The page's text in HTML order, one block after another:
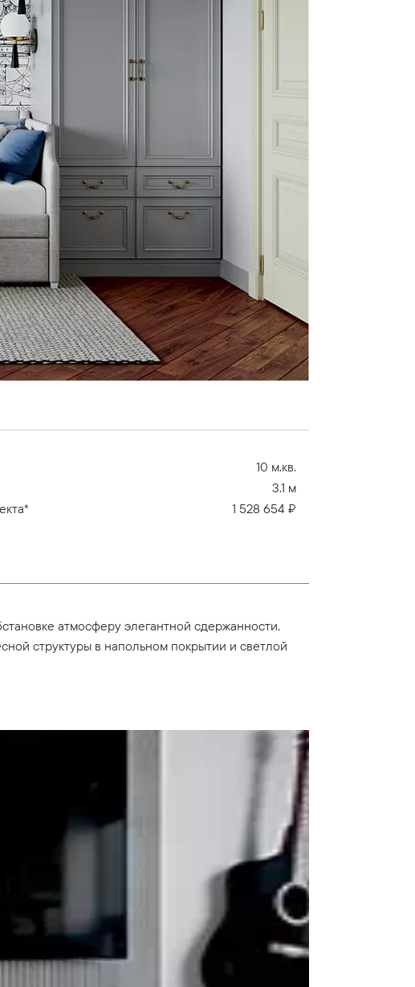
10 м.кв.
3.1 м
1 528 654 ₽
атмосферу элегантной сдержанности.
структуры в напольном покрытии и светлой